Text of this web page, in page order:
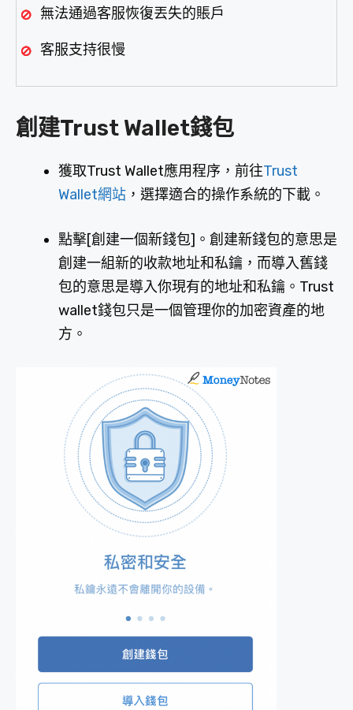
無法通過客服恢復丟失的賬戶
客服支持很慢
創建Trust Wallet錢包
獲取Trust Wallet應用程序，前往Trust
Wallet網站 ，選擇適合的操作系統的下載。
點擊[創建一個新錢包]。創建新錢包的意思是
創建一組新的收款地址和私鑰，而導入舊錢
包的意思是導入你現有的地址和私鑰。Trust
wallet錢包只是一個管理你的加密資產的地
方。